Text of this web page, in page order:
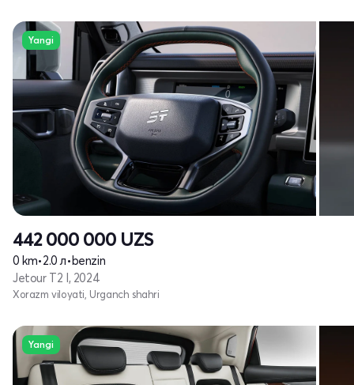
Yangi
442 000 000 UZS
0 km•2.0 л•benzin
Jetour T2 I, 2024
Xorazm viloyati, Urganch shahri
Yangi